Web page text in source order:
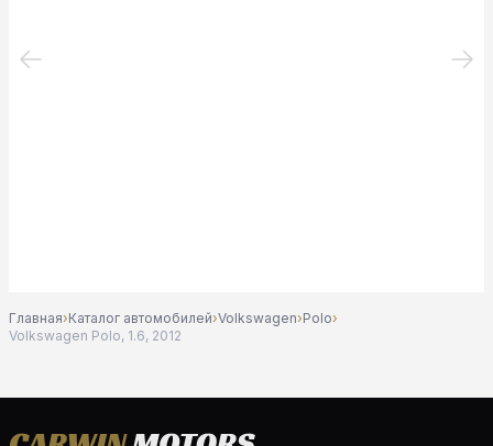
Главная›Каталог автомобилей›Volkswagen›Polo›
Volkswagen Polo, 1.6, 2012